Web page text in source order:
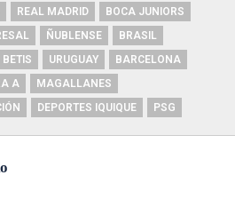
REAL MADRID
BOCA JUNIORS
ÑUBLENSE
BRASIL
BETIS URUGUAY
BARCELONA
A
MAGALLANES
DEPORTES IQUIQUE PSG